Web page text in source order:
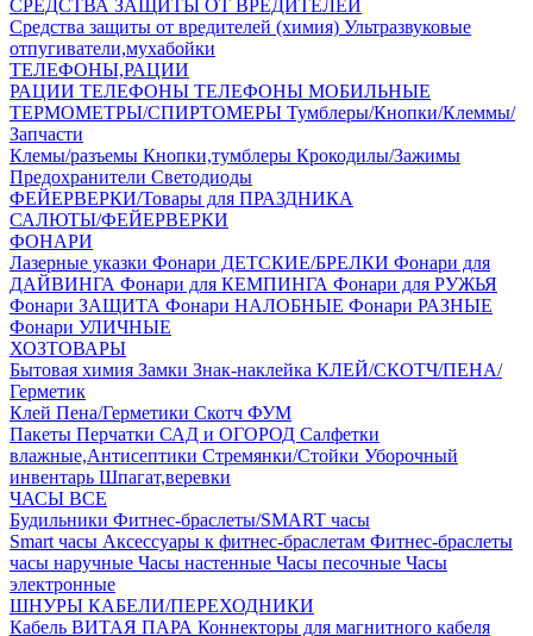
СРЕДСТВА ЗАЩИТЫ ОТ ВРЕДИТЕЛЕЙ
Средства защиты от вредителей (химия) Ультразвуковые
отпугиватели,мухабойки
ТЕЛЕФОНЫ,РАЦИИ
РАЦИИ ТЕЛЕФОНЫ ТЕЛЕФОНЫ МОБИЛЬНЫЕ
ТЕРМОМЕТРЫ/СПИРТОМЕРЫ Тумблеры/Кнопки/Клеммы/
Запчасти
Клемы/разъемы Кнопки,тумблеры Крокодилы/Зажимы
Предохранители Светодиоды
ФЕЙЕРВЕРКИ/Товары для ПРАЗДНИКА
САЛЮТЫ/ФЕЙЕРВЕРКИ
ФОНАРИ
Лазерные указки Фонари ДЕТСКИЕ/БРЕЛКИ Фонари для
ДАЙВИНГА Фонари для КЕМПИНГА Фонари для РУЖЬЯ
Фонари ЗАЩИТА Фонари НАЛОБНЫЕ Фонари РАЗНЫЕ
Фонари УЛИЧНЫЕ
ХОЗТОВАРЫ
Бытовая химия Замки Знак-наклейка КЛЕЙ/СКОТЧ/ПЕНА/
Герметик
Клей Пена/Герметики Скотч ФУМ
Пакеты Перчатки САД и ОГОРОД Салфетки
влажные,Антисептики Стремянки/Стойки Уборочный
инвентарь Шпагат,веревки
ЧАСЫ ВСЕ
Будильники Фитнес-браслеты/SMART часы
Smart часы Аксессуары к фитнес-браслетам Фитнес-браслеты
часы наручные Часы настенные Часы песочные Часы
электронные
ШНУРЫ КАБЕЛИ/ПЕРЕХОДНИКИ
Кабель ВИТАЯ ПАРА Коннекторы для магнитного кабеля